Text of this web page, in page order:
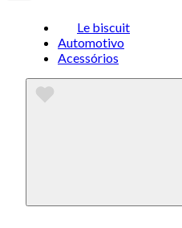
Le biscuit
Automotivo
Acessórios